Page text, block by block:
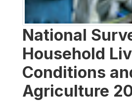
National
Household
Conditions
Agriculture